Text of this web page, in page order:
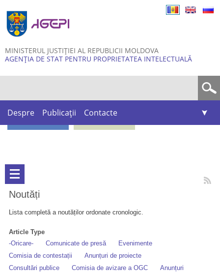
MINISTERUL JUSTIȚIEI AL REPUBLICII MOLDOVA
AGENȚIA DE STAT PENTRU PROPRIETATEA INTELECTUALĂ
Despre Publicații Contacte
Noutăți
Lista completă a noutăților ordonate cronologic.
Article Type
-Oricare-
Comunicate de presă
Evenimente
Comisia de contestații
Anunțuri de proiecte
Consultări publice
Comisia de avizare a OGC
Anunțuri